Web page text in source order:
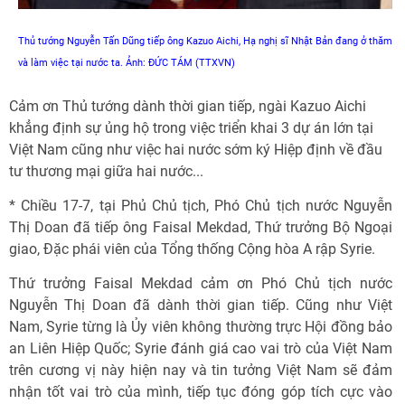
Thủ tướng Nguyễn Tấn Dũng tiếp ông Kazuo Aichi, Hạ nghị sĩ Nhật Bản đang ở thăm
và làm việc tại nước ta. Ảnh: ĐỨC TÁM (TTXVN)
Cảm ơn Thủ tướng dành thời gian tiếp, ngài Kazuo Aichi
khẳng định sự ủng hộ trong việc triển khai 3 dự án lớn tại
Việt Nam cũng như việc hai nước sớm ký Hiệp định về đầu
tư thương mại giữa hai nước...
* Chiều 17-7, tại Phủ Chủ tịch, Phó Chủ tịch nước Nguyễn
Thị Doan đã tiếp ông Faisal Mekdad, Thứ trưởng Bộ Ngoại
giao, Đặc phái viên của Tổng thống Cộng hòa A rập Syrie.
Thứ trưởng Faisal Mekdad cảm ơn Phó Chủ tịch nước
Nguyễn Thị Doan đã dành thời gian tiếp. Cũng như Việt
Nam, Syrie từng là Ủy viên không thường trực Hội đồng bảo
an Liên Hiệp Quốc; Syrie đánh giá cao vai trò của Việt Nam
trên cương vị này hiện nay và tin tưởng Việt Nam sẽ đảm
nhận tốt vai trò của mình, tiếp tục đóng góp tích cực vào